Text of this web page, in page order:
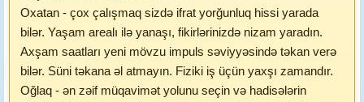
Oxatan - çox çalışmaq sizdə ifrat yorğunluq hissi yarada
bilər. Yaşam arealı ilə yanaşı, fikirlərinizdə nizam yaradın.
Axşam saatları yeni mövzu impuls səviyyəsində təkan verə
bilər. Süni təkana əl atmayın. Fiziki iş üçün yaxşı zamandır.
Oğlaq - ən zəif müqavimət yolunu seçin və hadisələrin